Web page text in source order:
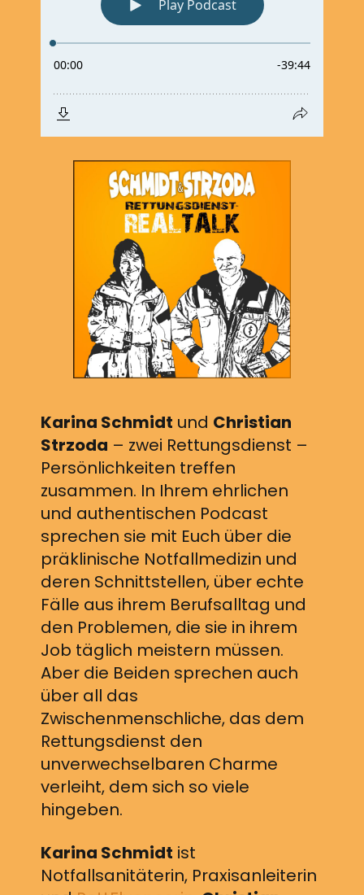
Karina Schmidt und Christian
Strzoda – zwei Rettungsdienst –
Persönlichkeiten treffen
zusammen. In Ihrem ehrlichen
und authentischen Podcast
sprechen sie mit Euch über die
präklinische Notfallmedizin und
deren Schnittstellen, über echte
Fälle aus ihrem Berufsalltag und
den Problemen, die sie in ihrem
Job täglich meistern müssen.
Aber die Beiden sprechen auch
über all das
Zwischenmenschliche, das dem
Rettungsdienst den
unverwechselbaren Charme
verleiht, dem sich so viele
hingeben.
Karina Schmidt ist
Notfallsanitäterin, Praxisanleiterin